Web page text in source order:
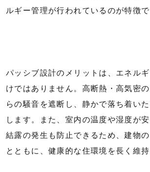
ルギー管理が行われているのが特徴で
パッシブ設計のメリットは、エネル
けではありません。高断熱・高気密
らの騒音を遮断し、静かで落ち着い
します。また、室内の温度や湿度が安
結露の発生も防止できるため、建物
とともに、健康的な住環境を長く維持